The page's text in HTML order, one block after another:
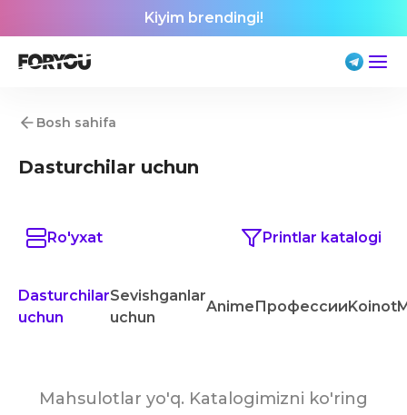
Kiyim brendingi!
Bosh sahifa
Dasturchilar uchun
Ro'yxat Printlar katalogi
Dasturchilar
uchun
Sevishganlar
uchun
AnimeПрофессииKoinot
Mahsulotlar yo'q. Katalogimizni ko'ring